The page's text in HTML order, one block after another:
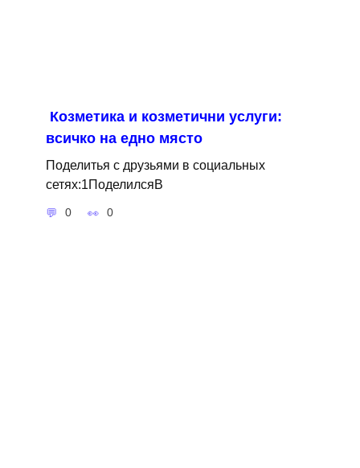
Козметика и козметични услуги:
всичко на едно място
Поделитья с друзьями в социальных
сетях:1ПоделилсяВ
0 0